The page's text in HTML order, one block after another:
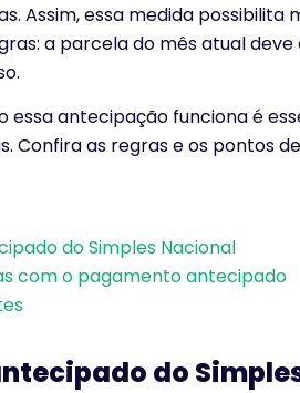
Assim, essa medida
a parcela do mês atual
essa antecipação funciona é
Confira as regras e os pontos
do Simples Nacional
com o pagamento antecipado
do